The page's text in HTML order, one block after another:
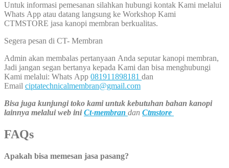
Untuk informasi pemesanan silahkan hubungi kontak Kami melalui
Whats App atau datang langsung ke Workshop Kami
CTMSTORE jasa kanopi membran berkualitas.
Segera pesan di CT- Membran
Admin akan membalas pertanyaan Anda seputar kanopi membran,
Jadi jangan segan bertanya kepada Kami dan bisa menghubungi
Kami melalui: Whats App 081911898181 dan
Email ciptatechnicalmembran@gmail.com
Bisa juga kunjungi toko kami untuk kebutuhan bahan kanopi
lainnya melalui web iniCt-membran dan Ctmstore
FAQs
Apakah bisa memesan jasa pasang?